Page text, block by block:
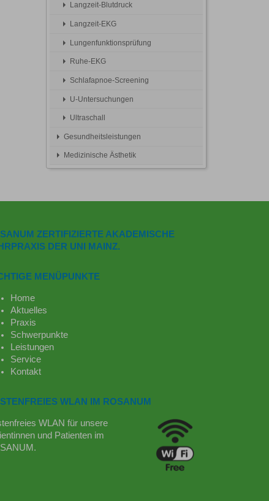
Langzeit-Blutdruck
Langzeit-EKG
Lungenfunktionsprüfung
Ruhe-EKG
Schlafapnoe-Screening
U-Untersuchungen
Ultraschall
Gesundheitsleistungen
Medizinische Ästhetik
ZERTIFIZIERTE AKADEMISCHE
DER UNI MAINZ.
MENÜPUNKTE
Home
Aktuelles
Praxis
Schwerpunkte
Leistungen
Service
Kontakt
WLAN IM ROSANUM
WLAN für unsere
und Patienten im